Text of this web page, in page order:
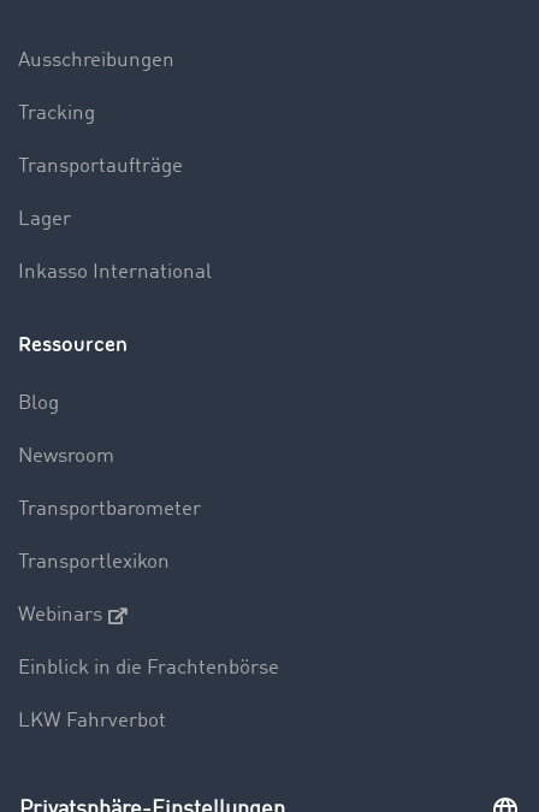
Ausschreibungen
Tracking
Transportaufträge
Lager
Inkasso International
Ressourcen
Blog
Newsroom
Transportbarometer
Transportlexikon
Webinars
Einblick in die Frachtenbörse
LKW Fahrverbot
Unternehmen